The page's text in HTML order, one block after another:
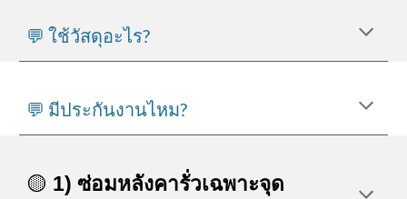
💬 ใช้วัสดุอะไร?
💬 มีประกันงานไหม?
🟡 1) ซ่อมหลังคารั่วเฉพาะจุด